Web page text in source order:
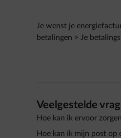
Je wenst je
betalingen > Je
Veelgestelde
Hoe kan ik ervoor
Hoe kan ik mijn post op